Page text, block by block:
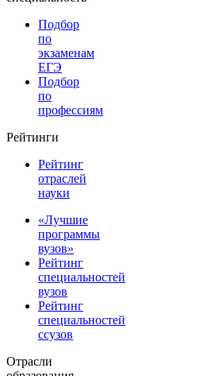
Подбор
по
экзаменам
ЕГЭ
Подбор
по
профессиям
Рейтинги
Рейтинг
отраслей
науки
«Лучшие
программы
вузов»
Рейтинг
специальностей
вузов
Рейтинг
специальностей
ссузов
Отрасли